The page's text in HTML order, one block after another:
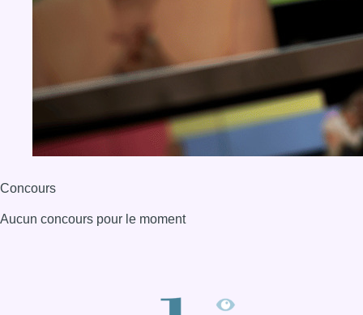
Concours
Aucun concours pour le moment